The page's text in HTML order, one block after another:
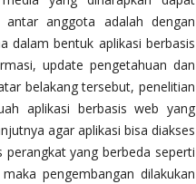
antar anggota adalah dengan
dalam bentuk aplikasi berbasis
update pengetahuan dan
belakang tersebut, penelitian
aplikasi berbasis web yang
agar aplikasi bisa diakses
yang berbeda seperti
pengembangan dilakukan